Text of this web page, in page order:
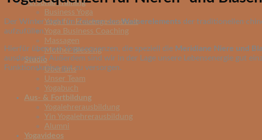
Personal Training
Business Yoga
Yoga für Frauengesundheit
Yoga Business Coaching
Massagen
Mother Blessing
Studio
Über uns
Unser Team
Yogabuch
Aus- & Fortbildung
Yogalehrerausbildung
Yin Yogalehrerausbildung
Alumni
Yogavideos
Der Winter steht im Zeichen desWasserelements der traditionellen
aufzufüllen.
Hierfür üben wir Yogasequenzen, die speziell die Meridiane Niere und
ausdauernd. Außerdem sind wir in der Lage unsere Lebensenergie gut
Funktionskreise gut zu versorgen.